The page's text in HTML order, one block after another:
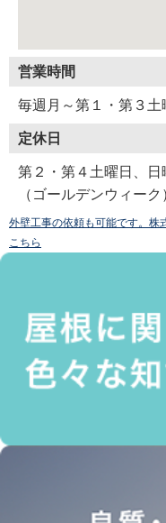
営業時間
毎週月～第１・第３
定休日
第２・第４土曜日、
（ゴールデンウィー
外壁工事の依頼も可能です。株
こちら